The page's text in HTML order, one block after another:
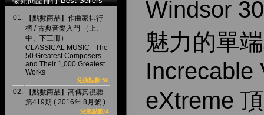
01.
【點數商品】作曲家排行
榜 / 古典音樂入門 （上、
中、下三冊）
CLASSICAL MUSIC - The
50 Greatest Composers
and Their 1,000 Greatest
Works
兌換點數:56
02.
【點數商品】高傳真視聽
第419期 ( 2016年 8月號 )
兌換點數:4
Windsor
魅力的單
Increcable
eXtreme